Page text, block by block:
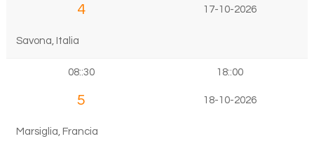
4 17-10-2026
Savona, Italia
08::30 18::00
5 18-10-2026
Marsiglia, Francia